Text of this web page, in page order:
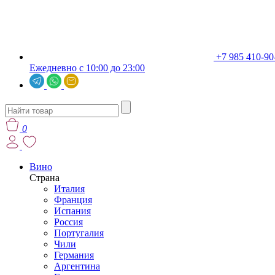
+7 985 410-
Ежедневно с 10:00 до 23:00
0
Вино
Страна
Италия
Франция
Испания
Россия
Португалия
Чили
Германия
Аргентина